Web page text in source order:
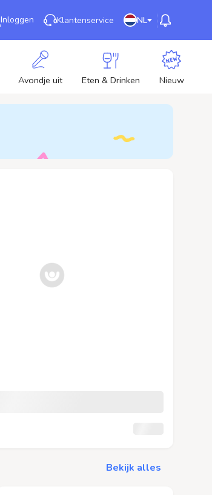
Inloggen Klantenservice NL
Avondje uit Eten & Drinken Nieuw
Bekijk alles